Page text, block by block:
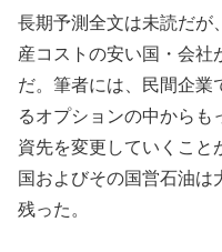
長期予測全文は未読だが
産コストの安い国・会社
だ。筆者には、民間企業
るオプションの中からも
資先を変更していくこと
国およびその国営石油は
残った。